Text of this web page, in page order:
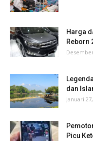
Harga
Reborn
dan
Januari
Picu